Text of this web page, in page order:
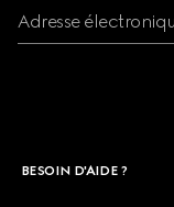
Adresse
BESOIN D'AIDE ?